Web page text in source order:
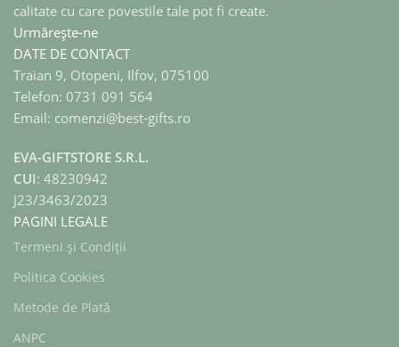
calitate cu care povestile tale pot fi create.
Urmărește-ne
DATE DE CONTACT
Traian 9, Otopeni, Ilfov, 075100
Telefon: 0731 091 564
Email: comenzi@best-gifts.ro
EVA-GIFTSTORE S.R.L.
CUI: 48230942
J23/3463/2023
PAGINI LEGALE
Termeni și Condiții
Politica Cookies
Metode de Plată
ANPC